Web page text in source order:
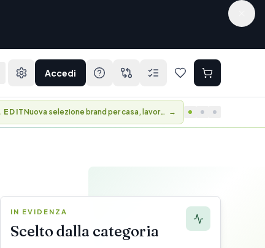
Accedi
EDIT Nuova selezione brand per casa, lavoro e viaggio. →
IN EVIDENZA
Scelto dalla categoria